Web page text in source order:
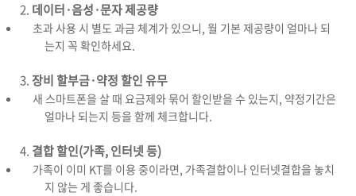
데이터·음성·문자 제공량
초과 사용 시 별도 과금 체계가 있으니, 월 기본 제공량이 얼마나 되
는지 꼭 확인하세요.
장비 할부금·약정 할인 유무
새 스마트폰을 살 때 요금제와 묶어 할인받을 수 있는지, 약정기간은
얼마나 되는지 등을 함께 체크합니다.
결합 할인(가족, 인터넷 등)
가족이 이미 KT를 이용 중이라면, 가족결합이나 인터넷결합을 놓치
지 않는 게 좋습니다.